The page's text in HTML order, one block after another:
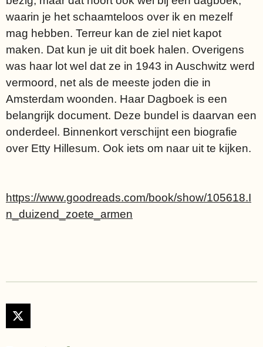
waarin je het schaamteloos over ik en mezelf
mag hebben. Terreur kan de ziel niet kapot
maken. Dat kun je uit dit boek halen. Overigens
was haar lot wel dat ze in 1943 in Auschwitz werd
vermoord, net als de meeste joden die in
Amsterdam woonden. Haar Dagboek is een
belangrijk document. Deze bundel is daarvan een
onderdeel. Binnenkort verschijnt een biografie
over Etty Hillesum. Ook iets om naar uit te kijken.
https://www.goodreads.com/book/show/105618.I
n_duizend_zoete_armen
X